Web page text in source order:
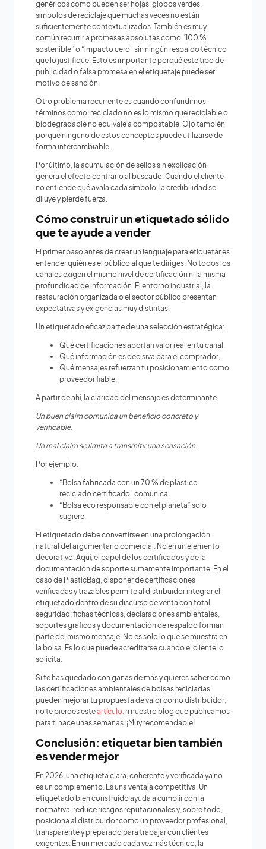
genéricos como pueden ser hojas, globos verdes,
símbolos de reciclaje que muchas veces no están
suficientemente contextualizados. También es muy
común recurrir a promesas absolutas como “100 %
sostenible” o “impacto cero” sin ningún respaldo técnico
que lo justifique. Esto es importante porqué este tipo de
publicidad o falsa promesa en el etiquetaje puede ser
motivo de sanción.
Otro problema recurrente es cuando confundimos
términos como: reciclado no es lo mismo que reciclable o
biodegradable no equivale a compostable. Ojo también
porqué ninguno de estos conceptos puede utilizarse de
forma intercambiable.
Por último, la acumulación de sellos sin explicación
genera el efecto contrario al buscado. Cuando el cliente
no entiende qué avala cada símbolo, la credibilidad se
diluye y pierde fuerza.
Cómo construir un etiquetado sólido
que te ayude a vender
El primer paso antes de crear un lenguaje para etiquetar es
entender quién es el público al que te diriges: No todos los
canales exigen el mismo nivel de certificación ni la misma
profundidad de información. El entorno industrial, la
restauración organizada o el sector público presentan
expectativas y exigencias muy distintas.
Un etiquetado eficaz parte de una selección estratégica:
Qué certificaciones aportan valor real en tu canal,
Qué información es decisiva para el comprador,
Qué mensajes refuerzan tu posicionamiento como
proveedor fiable.
A partir de ahí, la claridad del mensaje es determinante.
Un buen claim comunica un beneficio concreto y
verificable.
Un mal claim se limita a transmitir una sensación.
Por ejemplo:
“Bolsa fabricada con un 70 % de plástico
reciclado certificado” comunica.
“Bolsa eco responsable con el planeta” solo
sugiere.
El etiquetado debe convertirse en una prolongación
natural del argumentario comercial. No en un elemento
decorativo. Aquí, el papel de los certificados y de la
documentación de soporte sumamente importante. En el
caso de PlasticBag, disponer de certificaciones
verificadas y trazables permite al distribuidor integrar el
etiquetado dentro de su discurso de venta con total
seguridad: fichas técnicas, declaraciones ambientales,
soportes gráficos y documentación de respaldo forman
parte del mismo mensaje. No es solo lo que se muestra en
la bolsa. Es lo que puede acreditarse cuando el cliente lo
solicita.
Si te has quedado con ganas de más y quieres saber cómo
las certificaciones ambientales de bolsas recicladas
pueden mejorar tu propuesta de valor como distribuidor,
no te pierdes esteartículo. n nuestro blog que publicamos
para ti hace unas semanas. ¡Muy recomendable!
Conclusión: etiquetar bien también
es vender mejor
En 2026, una etiqueta clara, coherente y verificada ya no
es un complemento. Es una ventaja competitiva. Un
etiquetado bien construido ayuda a cumplir con la
normativa, reduce riesgos reputacionales y, sobre todo,
posiciona al distribuidor como un proveedor profesional,
transparente y preparado para trabajar con clientes
exigentes. En un mercado cada vez más técnico, la